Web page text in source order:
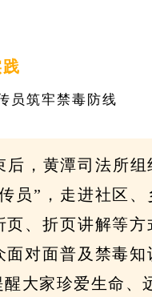
员筑牢禁毒防线
后，黄潭司法所
员”，走进社区
页、折页讲解等方
面对面普及禁毒知
大家珍爱生命、